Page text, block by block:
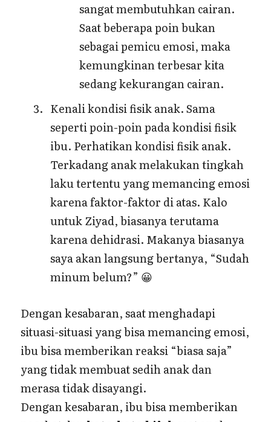
sangat membutuhkan cairan.
Saat beberapa poin bukan
sebagai pemicu emosi, maka
kemungkinan terbesar kita
sedang kekurangan cairan.
Kenali kondisi fisik anak. Sama
seperti poin-poin pada kondisi fisik
ibu. Perhatikan kondisi fisik anak.
Terkadang anak melakukan tingkah
laku tertentu yang memancing emosi
karena faktor-faktor di atas. Kalo
untuk Ziyad, biasanya terutama
karena dehidrasi. Makanya biasanya
saya akan langsung bertanya, “Sudah
minum belum?” 😀
Dengan kesabaran, saat menghadapi
situasi-situasi yang bisa memancing emosi,
ibu bisa memberikan reaksi “biasa saja”
yang tidak membuat sedih anak dan
merasa tidak disayangi.
Dengan kesabaran, ibu bisa memberikan